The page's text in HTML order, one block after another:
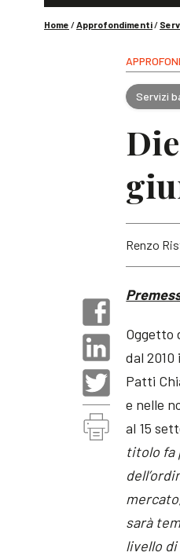
Home /Approfondimenti/
Servizi
Renzo
Oggetto
dal
Patti
e nelle
al 15
titolo fa
sarà
livello